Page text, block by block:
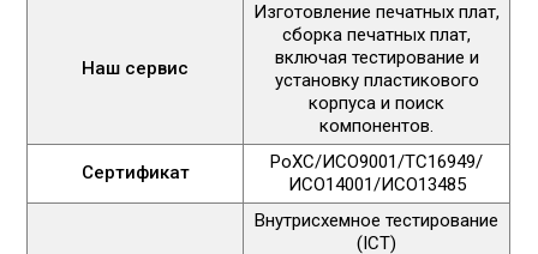
Наш сервис
Изготовление печатных плат,
сборка печатных плат,
включая тестирование и
установку пластикового
корпуса и поиск
компонентов.
Сертификат
РоХС/ИСО9001/ТС16949/
ИСО14001/ИСО13485
Внутрисхемное тестирование
(ICT)